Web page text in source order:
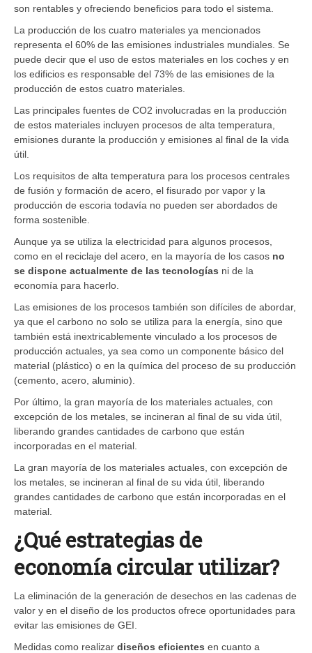
son rentables y ofreciendo beneficios para todo el sistema.
La producción de los cuatro materiales ya mencionados
representa el 60% de las emisiones industriales mundiales. Se
puede decir que el uso de estos materiales en los coches y en
los edificios es responsable del 73% de las emisiones de la
producción de estos cuatro materiales.
Las principales fuentes de CO2 involucradas en la producción
de estos materiales incluyen procesos de alta temperatura,
emisiones durante la producción y emisiones al final de la vida
útil.
Los requisitos de alta temperatura para los procesos centrales
de fusión y formación de acero, el fisurado por vapor y la
producción de escoria todavía no pueden ser abordados de
forma sostenible.
Aunque ya se utiliza la electricidad para algunos procesos,
como en el reciclaje del acero, en la mayoría de los casos no
se dispone actualmente de las tecnologías ni de la
economía para hacerlo.
Las emisiones de los procesos también son difíciles de abordar,
ya que el carbono no solo se utiliza para la energía, sino que
también está inextricablemente vinculado a los procesos de
producción actuales, ya sea como un componente básico del
material (plástico) o en la química del proceso de su producción
(cemento, acero, aluminio).
Por último, la gran mayoría de los materiales actuales, con
excepción de los metales, se incineran al final de su vida útil,
liberando grandes cantidades de carbono que están
incorporadas en el material.
La gran mayoría de los materiales actuales, con excepción de
los metales, se incineran al final de su vida útil, liberando
grandes cantidades de carbono que están incorporadas en el
material.
¿Qué estrategias de
economía circular utilizar?
La eliminación de la generación de desechos en las cadenas de
valor y en el diseño de los productos ofrece oportunidades para
evitar las emisiones de GEI.
Medidas como realizar diseños eficientes en cuanto a